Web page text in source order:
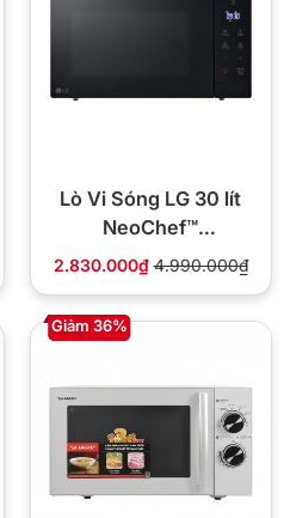
Lò Vi Sóng LG 30 lít
NeoChef™
MS3032JAS
2.830.000₫ 4.990.000₫
Giảm 36%